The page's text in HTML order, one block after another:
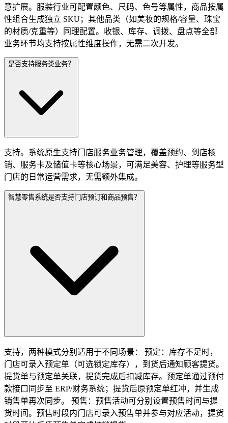
意扩展。服装行业可配置颜色、尺码、色号等属性，商品按属
性组合生成独立 SKU；其他品类（如美妆的规格/容量、珠宝
的材质/克重等）同理配置。收银、库存、调拨、盘点等全部
业务环节均支持按属性维度操作，无需二次开发。
是否支持服务类业务？
支持。系统原生支持门店服务业务管理，覆盖预约、到店核
销、服务卡及储值卡等核心场景，可满足美容、护理等服务型
门店的日常运营需求，无需额外集成。
智慧零售系统是否支持门店预订和商品预售？
支持，两种模式分别适用于不同场景： 预定：库存不足时，
门店可录入预定单（可选锁定库存），到货后通知顾客提货。
提货单与预定单关联，提货完成后扣减库存。预定单通过预付
款接口同步至 ERP/财务系统；提货后原预定单红冲，并生成
销售单再次同步。 预售：预售活动可分别设置预售时间与提
货时间。预售时段内门店可录入预售单并参与对应活动，提货